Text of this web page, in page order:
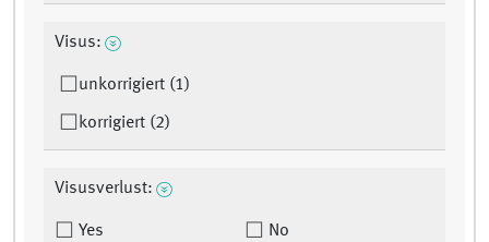
Visus:
unkorrigiert (1)
korrigiert (2)
Visusverlust:
Yes No